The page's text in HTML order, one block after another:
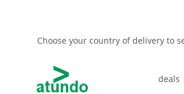
Choose your country of delivery to
deals